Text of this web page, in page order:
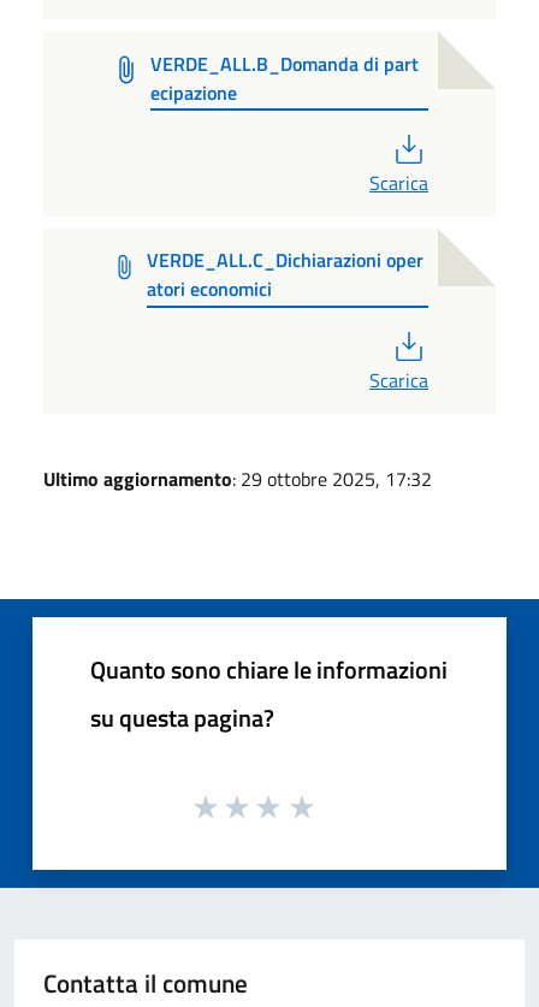
VERDE_ALL.B_Domanda di part
ecipazione
Scarica
VERDE_ALL.C_Dichiarazioni oper
atori economici
Scarica
Ultimo aggiornamento: 29 ottobre 2025, 17:32
Quanto sono chiare le informazioni
su questa pagina?
Contatta il comune